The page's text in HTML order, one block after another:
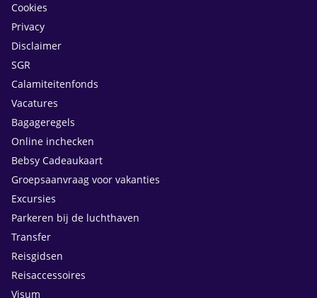
Cookies
Privacy
Disclaimer
SGR
Calamiteitenfonds
Vacatures
Bagageregels
Online inchecken
Bebsy Cadeaukaart
Groepsaanvraag voor vakanties
Excursies
Parkeren bij de luchthaven
Transfer
Reisgidsen
Reisaccessoires
Visum